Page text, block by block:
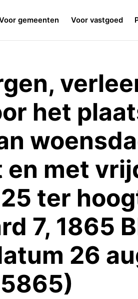
gemeenten Voor vastgoed
het
met
ter
7, 1865
26